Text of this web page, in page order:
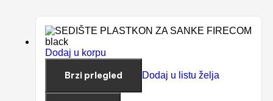
Dodaj u korpu
Brzi prlegled Dodaj u listu želja